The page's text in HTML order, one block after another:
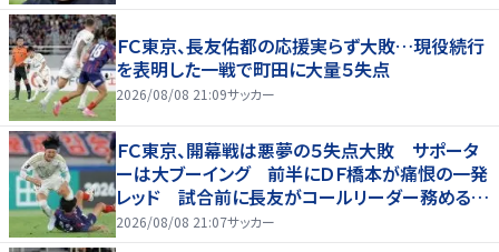
ＦＣ東京、長友佑都の応援実らず大敗…現役続行
を表明した一戦で町田に大量５失点
2026/08/08 21:09サッカー
ＦＣ東京、開幕戦は悪夢の５失点大敗 サポータ
ーは大ブーイング 前半にＤＦ橋本が痛恨の一発
レッド 試合前に長友がコールリーダー務めるも
実らず
2026/08/08 21:07サッカー